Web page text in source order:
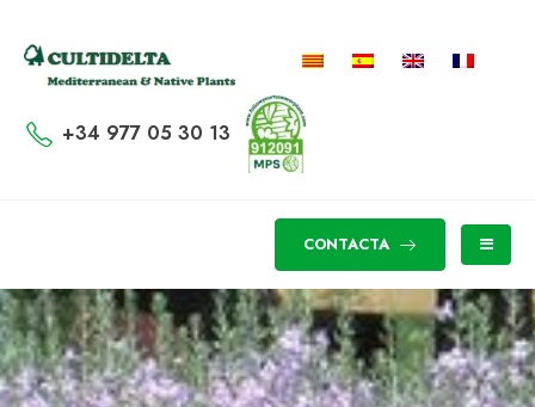
+34 977 05 30 13
CONTACTA